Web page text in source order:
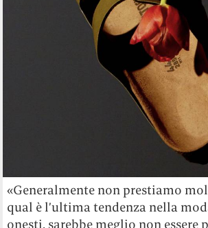
«Generalmente non prestiamo
qual è l’ultima tendenza nella
onesti, sarebbe meglio non essere